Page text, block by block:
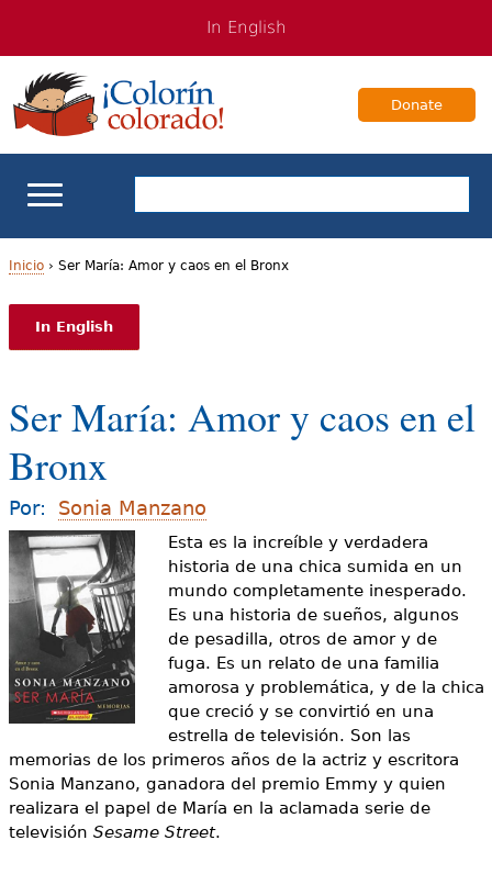
navigation
Content
In English
Donate
Apoyo escolar
Enseñanza de los estudiantes bilingües
Libros & Autores
Más recursos
U
s
t
e
d
e
s
t
á
a
q
í
Inicio› Ser María: Amor y caos en el Bronx
In English
Ser María: Amor y caos en el
Bronx
Por: Sonia Manzano
Esta es la increíble y verdadera
historia de una chica sumida en un
mundo completamente inesperado.
Es una historia de sueños, algunos
de pesadilla, otros de amor y de
fuga. Es un relato de una familia
amorosa y problemática, y de la chica
que creció y se convirtió en una
estrella de televisión. Son las
memorias de los primeros años de la actriz y escritora
Sonia Manzano, ganadora del premio Emmy y quien
realizara el papel de María en la aclamada serie de
televisión Sesame Street.